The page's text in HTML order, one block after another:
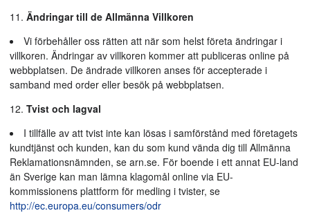
Ändringar till de Allmänna Villkoren
Vi förbehåller oss rätten att när som helst företa ändringar i
villkoren. Ändringar av villkoren kommer att publiceras online på
webbplatsen. De ändrade villkoren anses för accepterade i
samband med order eller besök på webbplatsen.
Tvist och lagval
I tillfälle av att tvist inte kan lösas i samförstånd med företagets
kundtjänst och kunden, kan du som kund vända dig till Allmänna
Reklamationsnämnden, se arn.se. För boende i ett annat EU-land
än Sverige kan man lämna klagomål online via EU-
kommissionens plattform för medling i tvister, se
http://ec.europa.eu/consumers/odr